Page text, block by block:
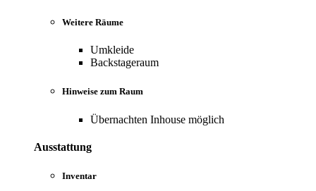
Weitere Räume
Umkleide
Backstageraum
Hinweise zum Raum
Übernachten Inhouse möglich
Ausstattung
Inventar